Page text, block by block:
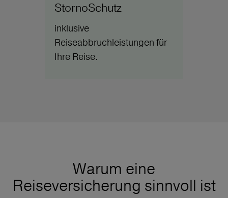
StornoSchutz
inklusive
Reiseabbruchleistungen für
Ihre Reise.
Warum eine
Reiseversicherung sinnvoll ist